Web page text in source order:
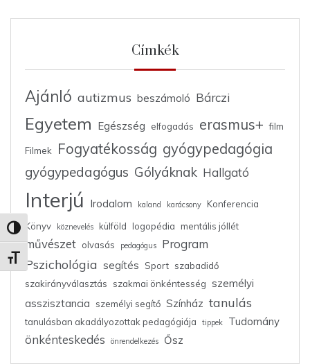
Nagy kontraszt váltása
Betűméret váltása
Címkék
Ajánló autizmus beszámoló Bárczi
Egyetem Egészség elfogadás erasmus+ film
Filmek Fogyatékosság gyógypedagógia
gyógypedagógus Gólyáknak Hallgató
Interjú Irodalom kaland karácsony
Konferencia
Könyv
köznevelés külföld logopédia mentális jóllét
művészet olvasás pedagógus Program
Pszichológia segítés Sport szabadidő
szakirányválasztás
szakmai önkéntesség személyi
asszisztancia
személyi segítő Színház tanulás
tanulásban akadályozottak pedagógiája tippek Tudomány
önkénteskedés önrendelkezés Ősz